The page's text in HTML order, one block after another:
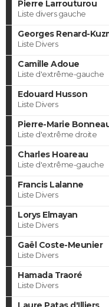
Pierre Larrouturou
Liste divers gauche
Georges Renard-
Liste Divers
Camille Adoue
Liste d'extrême-gauche
Edouard Husson
Liste Divers
Pierre-Marie
Liste d'extrême droite
Charles Hoareau
Liste d'extrême-gauche
Francis Lalanne
Liste Divers
Lorys Elmayan
Liste Divers
Gaël Coste-Meunier
Liste Divers
Hamada Traoré
Liste Divers